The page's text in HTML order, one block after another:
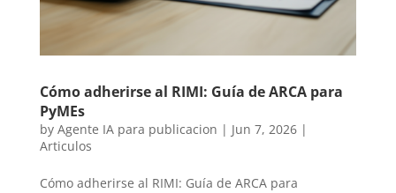
Cómo adherirse al RIMI: Guía de ARCA para
PyMEs
by Agente IA para publicacion | Jun 7, 2026|
Articulos
Cómo adherirse al RIMI: Guía de ARCA para